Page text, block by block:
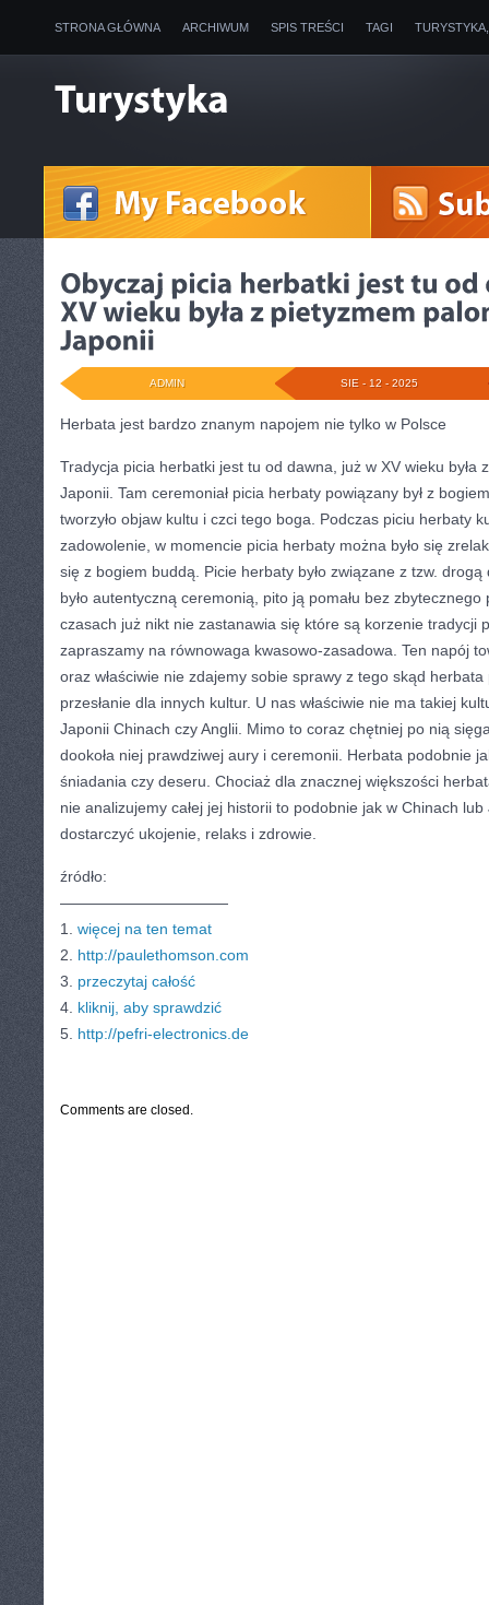
STRONA GŁÓWNA ARCHIWUM SPIS TREŚCI TAGI
SIE - 12 - 2025
ADMIN
Herbata jest bardzo znanym napojem nie tylko w Polsce
Tradycja picia herbatki jest tu od dawna, już w XV wieku była
Japonii. Tam ceremoniał picia herbaty powiązany był z
tworzyło objaw kultu i czci tego boga. Podczas piciu herbaty
zadowolenie, w momencie picia herbaty można było się
się z bogiem buddą. Picie herbaty było związane z tzw.
było autentyczną ceremonią, pito ją pomału bez
czasach już nikt nie zastanawia się które są korzenie tradycji
zapraszamy na równowaga kwasowo-zasadowa. Ten napój
oraz właściwie nie zdajemy sobie sprawy z tego skąd herbata
przesłanie dla innych kultur. U nas właściwie nie ma takiej
Japonii Chinach czy Anglii. Mimo to coraz chętniej po nią
dookoła niej prawdziwej aury i ceremonii. Herbata podobnie
śniadania czy deseru. Chociaż dla znacznej większości
nie analizujemy całej jej historii to podobnie jak w Chinach
dostarczyć ukojenie, relaks i zdrowie.
źródło:
———————————
1. więcej na ten temat
2. http://paulethomson.com
3. przeczytaj całość
4. kliknij, aby sprawdzić
5. http://pefri-electronics.de
Comments are closed.